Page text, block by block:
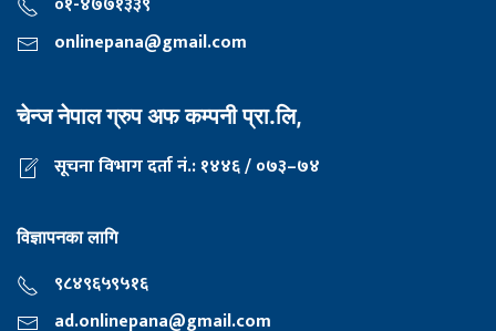
onlinepana@gmail.com
चेन्ज नेपाल ग्रुप अफ कम्पनी प्रा.लि,
सूचना विभाग दर्ता नं.: १४४६ / ०७३–७४
विज्ञापनका लागि
९८४९६५९५१६
ad.onlinepana@gmail.com